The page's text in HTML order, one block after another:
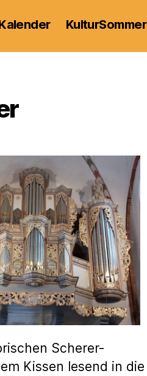
KulturSommer
Scherer-
Kissen lesend in die